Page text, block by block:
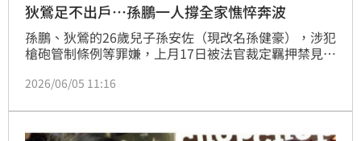
狄鶯足不出戶…孫鵬一人撐全家憔悴奔波
孫鵬、狄鶯的26歲兒子孫安佐（現改名孫健豪），涉犯
槍砲管制條例等罪嫌，上月17日被法官裁定羈押禁見，
返家休養，由孫鵬陪伴照顧。如今最新消息指出，狄鶯
扛起。
2026/06/05 11:16